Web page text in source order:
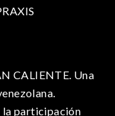
CALIENTE. Una
la participación